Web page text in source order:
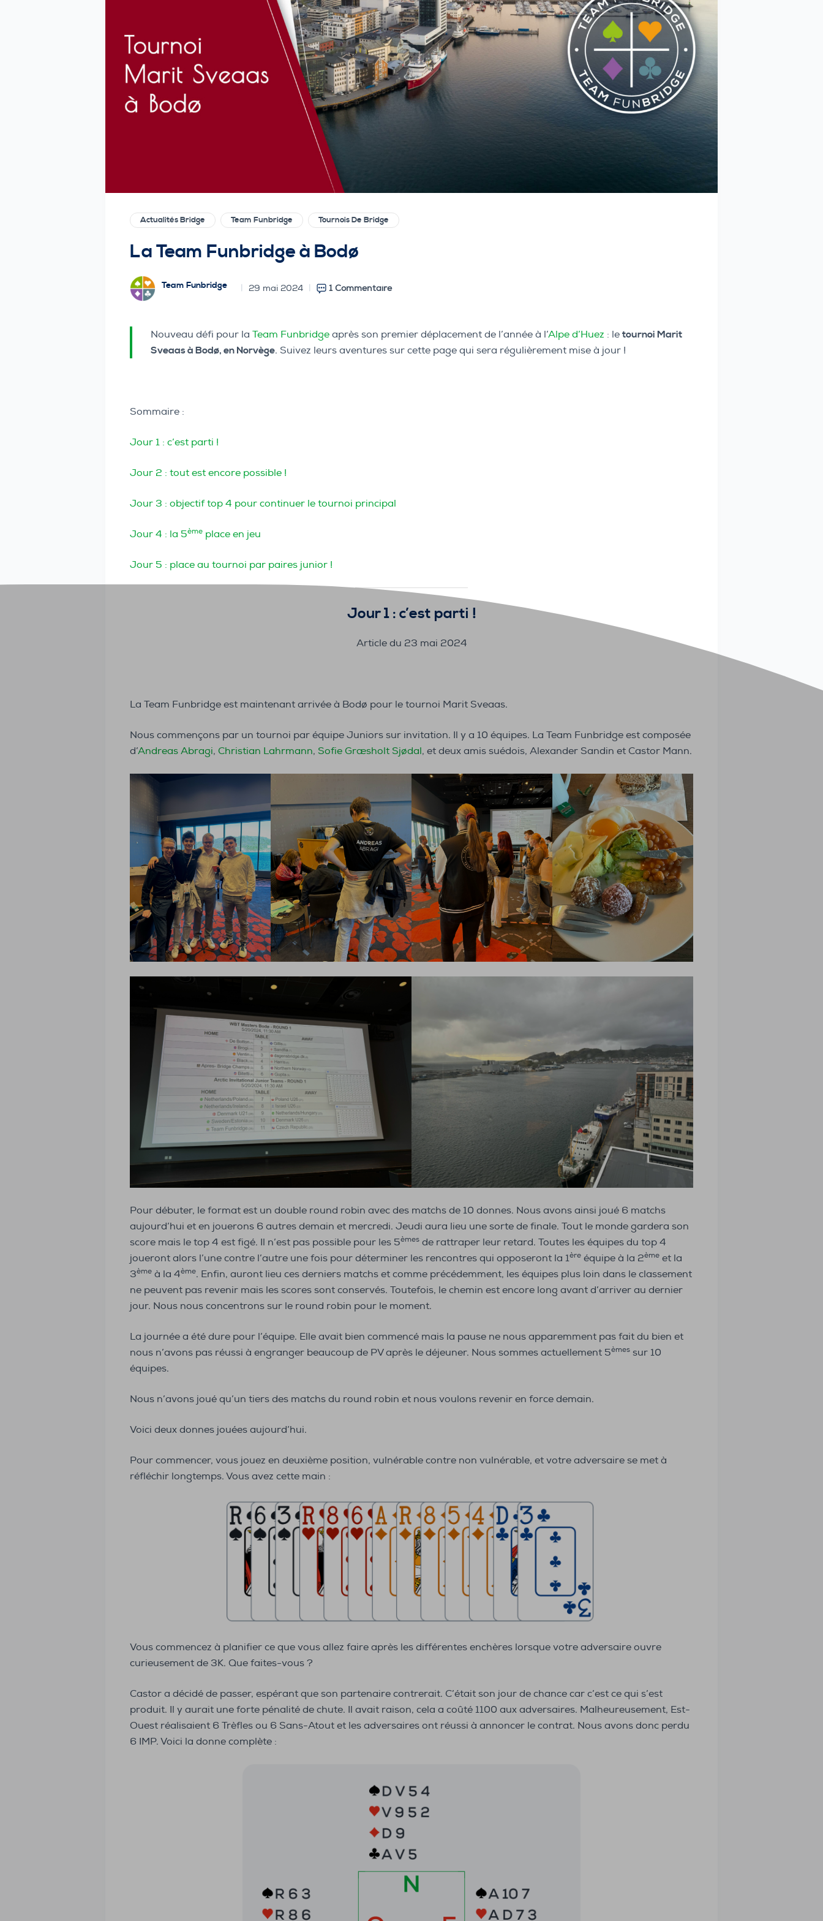
Actualités Bridge Team Funbridge Tournois De Bridge
La Team Funbridge à Bodø
Team Funbridge 29 mai 2024 1 Commentaire
Nouveau défi pour la Team Funbridge après son premier déplacement de l’année à l’Alpe d’Huez : le tournoi Marit
Sveaas à Bodø, en Norvège. Suivez leurs aventures sur cette page qui sera régulièrement mise à jour !
Sommaire :
Jour 1 : c’est parti !
Jour 2 : tout est encore possible !
Jour 3 : objectif top 4 pour continuer le tournoi principal
Jour 4 : la 5ème place en jeu
Jour 5 : place au tournoi par paires junior !
Jour 1 : c’est parti !
Article du 23 mai 2024
La Team Funbridge est maintenant arrivée à Bodø pour le tournoi Marit Sveaas.
Nous commençons par un tournoi par équipe Juniors sur invitation. Il y a 10 équipes. La Team Funbridge est composée
d’Andreas Abragi, Christian Lahrmann, Sofie Græsholt Sjødal, et deux amis suédois, Alexander Sandin et Castor Mann.
Pour débuter, le format est un double round robin avec des matchs de 10 donnes. Nous avons ainsi joué 6 matchs
aujourd’hui et en jouerons 6 autres demain et mercredi. Jeudi aura lieu une sorte de finale. Tout le monde gardera son
score mais le top 4 est figé. Il n’est pas possible pour les 5èmes de rattraper leur retard. Toutes les équipes du top 4
joueront alors l’une contre l’autre une fois pour déterminer les rencontres qui opposeront la 1ère équipe à la 2ème et la
3ème à la 4ème. Enfin, auront lieu ces derniers matchs et comme précédemment, les équipes plus loin dans le classement
ne peuvent pas revenir mais les scores sont conservés. Toutefois, le chemin est encore long avant d’arriver au dernier
jour. Nous nous concentrons sur le round robin pour le moment.
La journée a été dure pour l’équipe. Elle avait bien commencé mais la pause ne nous apparemment pas fait du bien et
nous n’avons pas réussi à engranger beaucoup de PV après le déjeuner. Nous sommes actuellement 5èmes sur 10
équipes.
Nous n’avons joué qu’un tiers des matchs du round robin et nous voulons revenir en force demain.
Voici deux donnes jouées aujourd’hui.
Pour commencer, vous jouez en deuxième position, vulnérable contre non vulnérable, et votre adversaire se met à
réfléchir longtemps. Vous avez cette main :
Vous commencez à planifier ce que vous allez faire après les différentes enchères lorsque votre adversaire ouvre
curieusement de 3K. Que faites-vous ?
Castor a décidé de passer, espérant que son partenaire contrerait. C’était son jour de chance car c’est ce qui s’est
produit. Il y aurait une forte pénalité de chute. Il avait raison, cela a coûté 1100 aux adversaires. Malheureusement, Est-
Ouest réalisaient 6 Trèfles ou 6 Sans-Atout et les adversaires ont réussi à annoncer le contrat. Nous avons donc perdu
6 IMP. Voici la donne complète :